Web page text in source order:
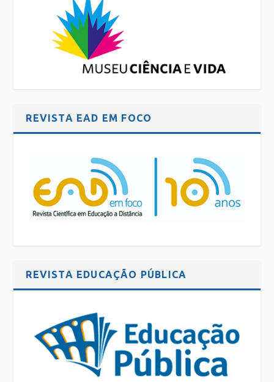
REVISTA EAD EM FOCO
REVISTA EDUCAÇÃO PÚBLICA